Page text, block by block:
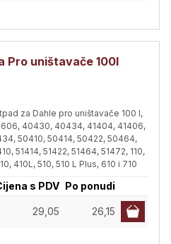
Pro uništavače 100l
za Dahle pro uništavače 100 l,
40430, 40434, 41404, 41406,
50410, 50414, 50422, 50464,
51414, 51422, 51464, 51472, 110,
410L, 510, 510 L Plus, 610 i 710
s PDV Po ponudi
29,05 26,15